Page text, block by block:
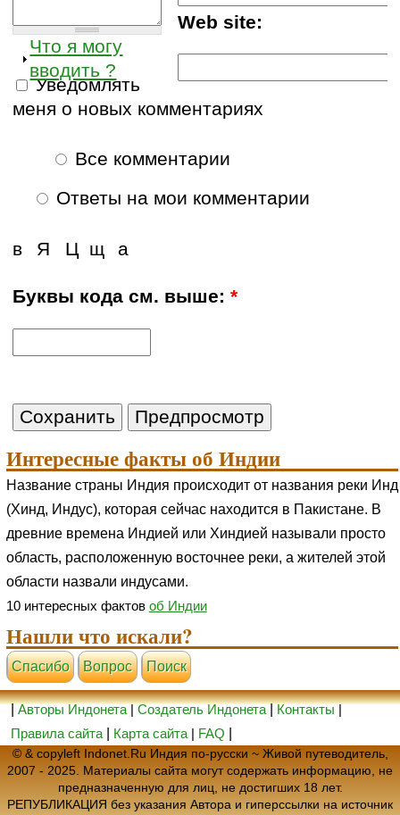
Web site:
Что я могу
вводить ?
Уведомлять
меня о новых комментариях
Все комментарии
Ответы на мои комментарии
в Я Ц а
щ
Буквы кода см. выше:*
Интересные факты об Индии
Название страны Индия происходит от названия реки Инд
(Хинд, Индус), которая сейчас находится в Пакистане. В
древние времена Индией или Хиндией называли просто
область, расположенную восточнее реки, а жителей этой
области назвали индусами.
10 интересных фактов об Индии
Нашли что искали?
Cпасибо Вопрос Поиск
|Авторы Индонета|Создатель Индонета|Контакты|
Правила сайта
Карта сайта | FAQ
© & copyleft Indonet.Ru Индия по-русски ~ Живой путеводитель,
2007 - 2025. Материалы сайта могут содержать информацию, не
предназначенную для лиц, не достигших 18 лет.
РЕПУБЛИКАЦИЯ без указания Автора и гиперссылки на источник